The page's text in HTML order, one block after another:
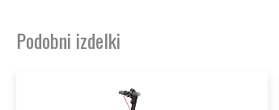
Podobni izdelki